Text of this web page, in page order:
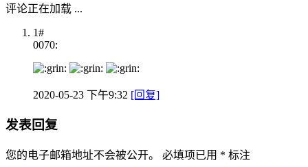
评论正在加载 ...
1#
0070:
2020-05-23 下午9:32 [回复]
发表回复
您的电子邮箱地址不会被公开。 必填项已用 * 标注